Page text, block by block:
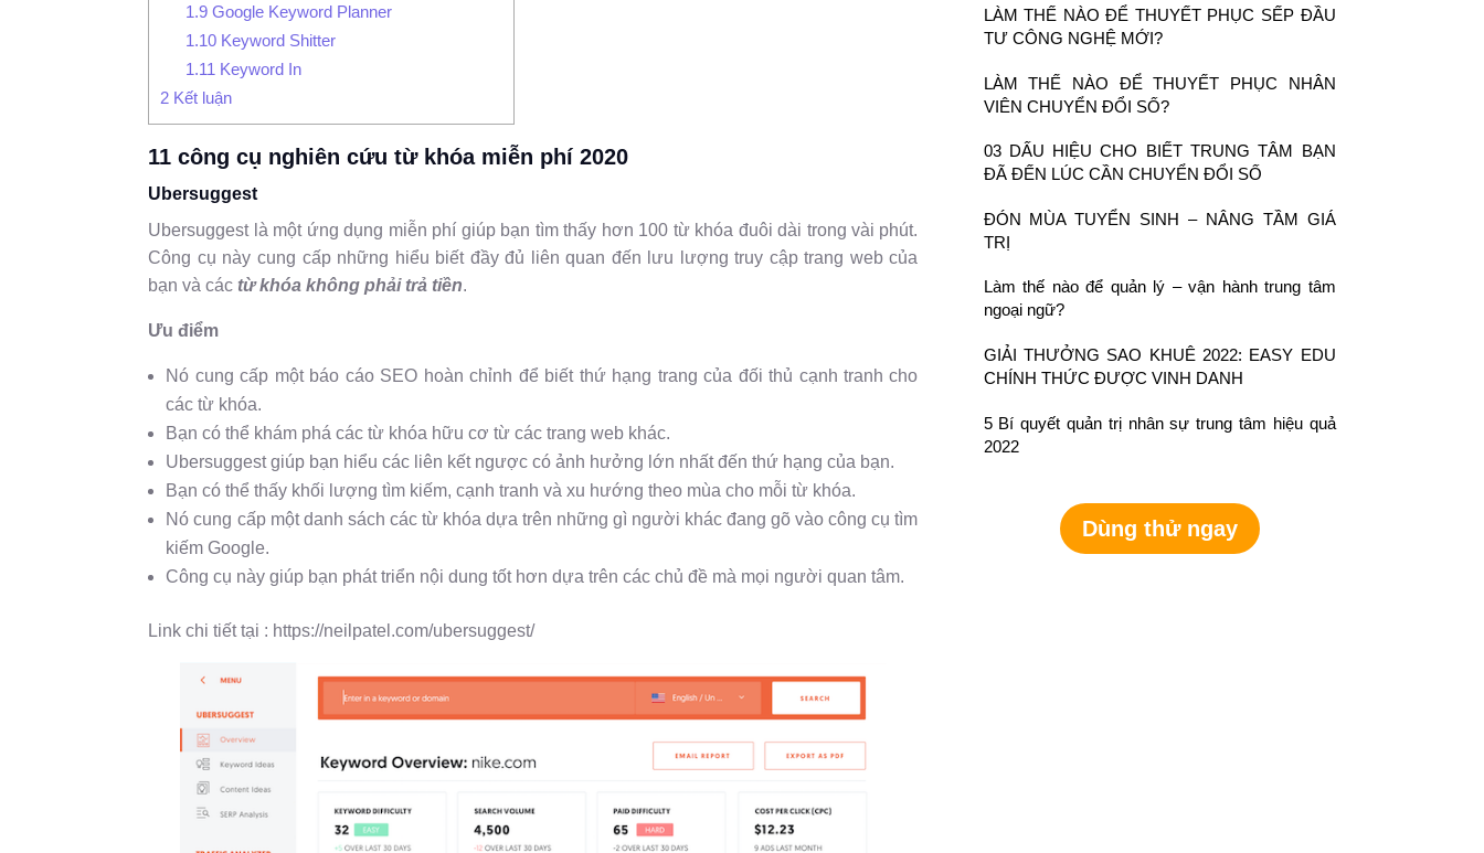
1.9 Google Keyword Planner
1.10 Keyword Shitter
1.11 Keyword In
2 Kết luận
11 công cụ nghiên cứu từ khóa miễn phí 2020
Ubersuggest
Ubersuggest là một ứng dụng miễn phí giúp bạn tìm thấy hơn 100 từ khóa đuôi dài trong vài phút.
Công cụ này cung cấp những hiểu biết đầy đủ liên quan đến lưu lượng truy cập trang web của
bạn và các từ khóa không phải trả tiền.
Ưu điểm
Nó cung cấp một báo cáo SEO hoàn chỉnh để biết thứ hạng trang của đối thủ cạnh tranh cho
các từ khóa.
Bạn có thể khám phá các từ khóa hữu cơ từ các trang web khác.
Ubersuggest giúp bạn hiểu các liên kết ngược có ảnh hưởng lớn nhất đến thứ hạng của bạn.
Bạn có thể thấy khối lượng tìm kiếm, cạnh tranh và xu hướng theo mùa cho mỗi từ khóa.
Nó cung cấp một danh sách các từ khóa dựa trên những gì người khác đang gõ vào công cụ tìm
kiếm Google.
Công cụ này giúp bạn phát triển nội dung tốt hơn dựa trên các chủ đề mà mọi người quan tâm.
Link chi tiết tại : https://neilpatel.com/ubersuggest/
LÀM THẾ NÀO ĐỂ THUYẾT PHỤC SẾP ĐẦU
TƯ CÔNG NGHỆ MỚI?
LÀM THẾ NÀO ĐỂ THUYẾT PHỤC NHÂN
VIÊN CHUYỂN ĐỔI SỐ?
03 DẤU HIỆU CHO BIẾT TRUNG TÂM BẠN
ĐÃ ĐẾN LÚC CẦN CHUYỂN ĐỔI SỐ
ĐÓN MÙA TUYỂN SINH – NÂNG TẦM GIÁ
TRỊ
Làm thế nào để quản lý – vận hành trung tâm
ngoại ngữ?
GIẢI THƯỞNG SAO KHUÊ 2022: EASY EDU
CHÍNH THỨC ĐƯỢC VINH DANH
5 Bí quyết quản trị nhân sự trung tâm hiệu quả
2022
Dùng thử ngay